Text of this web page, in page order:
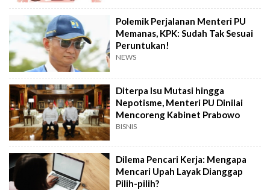
Polemik Perjalanan Menteri PU
Memanas, KPK: Sudah Tak Sesuai
Peruntukan!
NEWS
Diterpa Isu Mutasi hingga
Nepotisme, Menteri PU Dinilai
Mencoreng Kabinet Prabowo
BISNIS
Dilema Pencari Kerja: Mengapa
Mencari Upah Layak Dianggap
Pilih-pilih?